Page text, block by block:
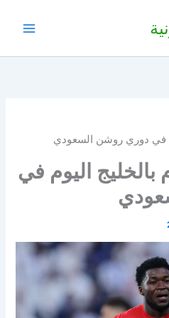
في دوري روشن السعودي
اليوم في